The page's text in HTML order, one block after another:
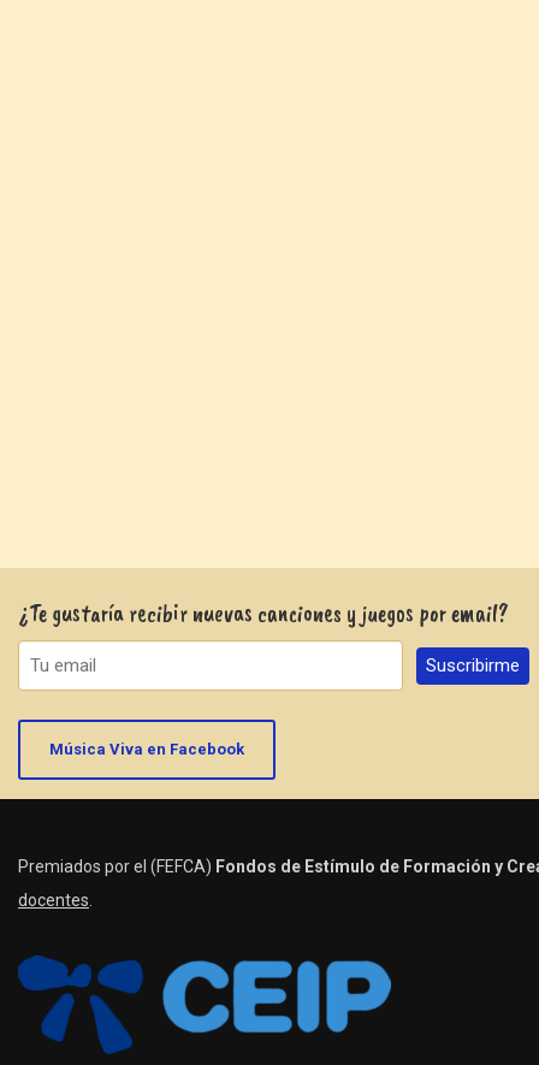
¿Te gustaría recibir nuevas canciones y juegos por email?
Música Viva en Facebook
Premiados por el (FEFCA) Fondos de Estímulo de Formación y
docentes